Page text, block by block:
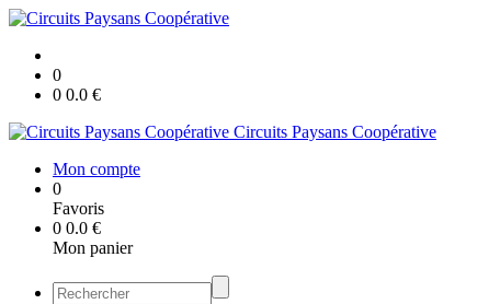
0
0 0.0 €
Circuits Paysans Coopérative
Mon compte
0
Favoris
0 0.0 €
Mon panier